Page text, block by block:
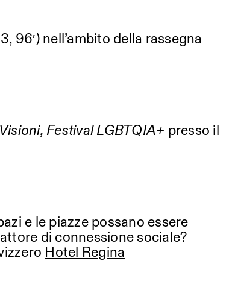
96′) nell’ambito della rassegna
Festival LGBTQIA+ presso il
e le piazze possano essere
di connessione sociale?
Hotel Regina